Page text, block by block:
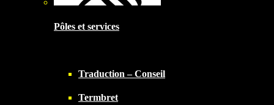
Pôles et services
Traduction – Conseil
Termbret